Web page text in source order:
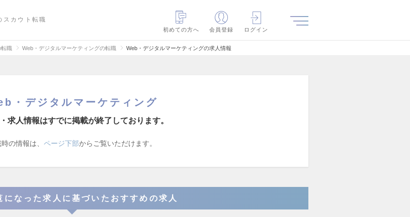
スカウト転職
初めての方へ
会員登録 ログイン
職 Web・デジタルマーケティングの転職 Web・デジタルマーケティングの求人情報
・デジタルマーケティング
求人情報はすでに掲載が終了しております。
の情報は、 ページ下部からご覧いただけます。
になった求人に基づいたおすすめの求人